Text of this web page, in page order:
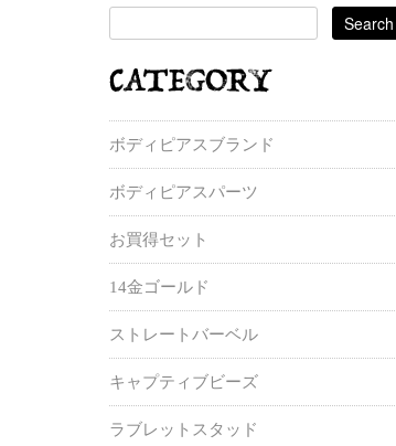
ボディピアスブランド
ボディピアスパーツ
お買得セット
14金ゴールド
ストレートバーベル
キャプティブビーズ
ラブレットスタッド